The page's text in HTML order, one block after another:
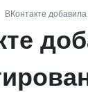
ВКонтакте